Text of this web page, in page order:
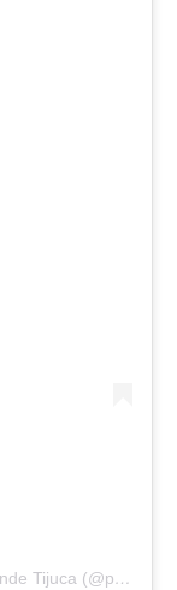
Uma publicação partilhada por Portal Grande Tijuca (@portalgrandetijuca)